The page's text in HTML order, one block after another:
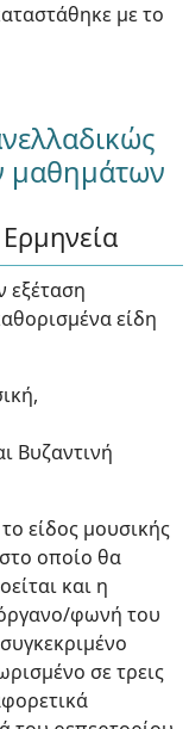
με το
μαθημάτων
εξέταση
είδη
Βυζαντινή
είδος μουσικής
οποίο θα
και η
φωνή του
σε τρεις